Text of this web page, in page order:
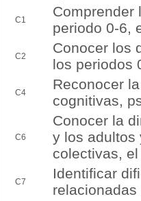
C1
Comprender
periodo 0-6,
C2
Conocer los
los periodos
C4
Reconocer
cognitivas,
C6
Conocer la
y los adultos
colectivas,
C7
Identificar